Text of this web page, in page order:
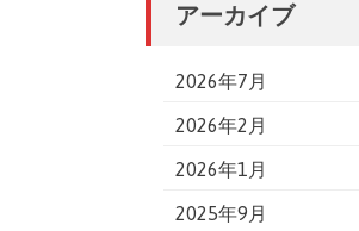
アーカイブ
2026年7月
2026年2月
2026年1月
2025年9月